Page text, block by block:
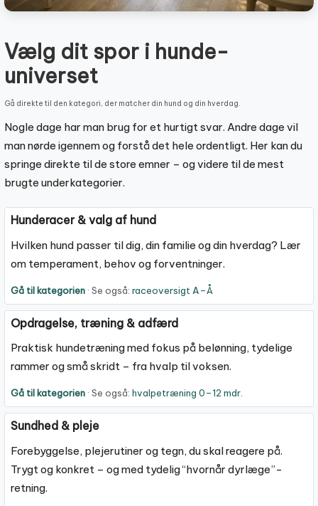
Vælg dit spor i hunde-
universet
Gå direkte til den kategori, der matcher din hund og din hverdag.
Nogle dage har man brug for et hurtigt svar. Andre dage vil
man nørde igennem og forstå det hele ordentligt. Her kan du
springe direkte til de store emner – og videre til de mest
brugte underkategorier.
Hunderacer & valg af hund
Hvilken hund passer til dig, din familie og din hverdag? Lær
om temperament, behov og forventninger.
Gå til kategorien · Se også: raceoversigt A–Å
Opdragelse, træning & adfærd
Praktisk hundetræning med fokus på belønning, tydelige
rammer og små skridt – fra hvalp til voksen.
Gå til kategorien · Se også: hvalpetræning 0–12 mdr.
Sundhed & pleje
Forebyggelse, plejerutiner og tegn, du skal reagere på.
Trygt og konkret – og med tydelig “hvornår dyrlæge”-
retning.